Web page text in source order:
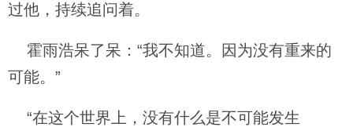
过他，持续追问着。
霍雨浩呆了呆：“我不知道。因为没有重来的
可能。”
“在这个世界上，没有什么是不可能发生